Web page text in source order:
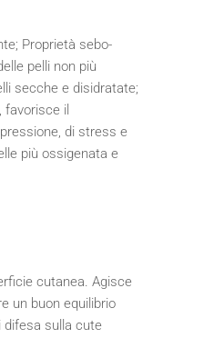
Proprietà sebo-
pelli non più
secche e disidratate;
favorisce il
di stress e
più ossigenata e
cutanea. Agisce
un buon equilibrio
difesa sulla cute